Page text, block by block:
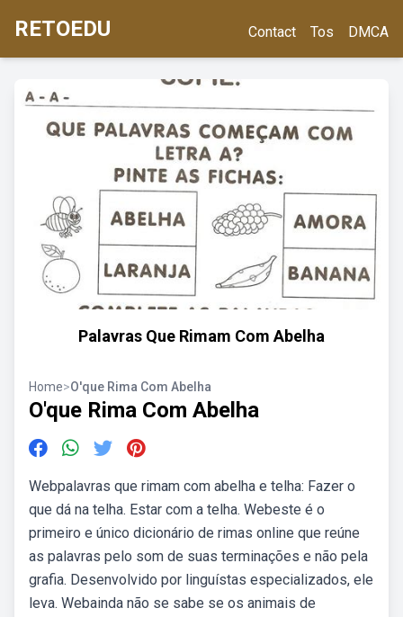
RETOEDU Contact Tos DMCA
Palavras Que Rimam Com Abelha
Home>O'que Rima Com Abelha
O'que Rima Com Abelha
Webpalavras que rimam com abelha e telha: Fazer o
que dá na telha. Estar com a telha. Webeste é o
primeiro e único dicionário de rimas online que reúne
as palavras pelo som de suas terminações e não pela
grafia. Desenvolvido por linguístas especializados, ele
leva. Webainda não se sabe se os animais de